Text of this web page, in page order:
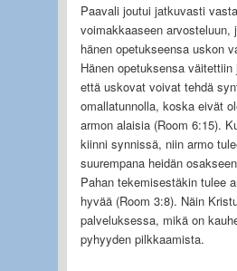
Paavali joutui jatkuvasti
voimakkaaseen arvosteluun,
hänen opetukseensa uskon
Hänen opetuksensa
että uskovat voivat tehdä
omallatunnolla, koska eivät
armon alaisia (Room 6:15).
kiinni synnissä, niin armo
suurempana heidän
Pahan tekemisestäkin tulee
hyvää (Room 3:8). Näin
palveluksessa, mikä on
pyhyyden pilkkaamista.